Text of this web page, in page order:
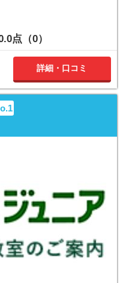
点（0）
詳細・口コミ